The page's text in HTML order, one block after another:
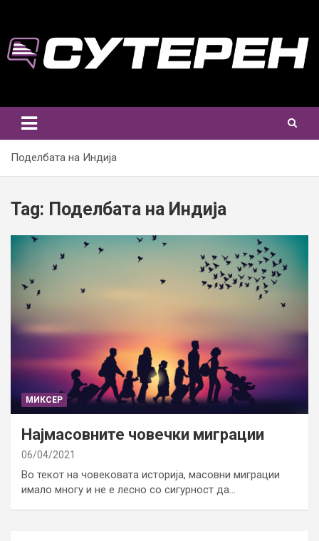
content
Поделбата на Индија
Tag: Поделбата на Индија
МИКСЕР
Најмасовните човечки миграции
06/04/2021
Во текот на човековата историја, масовни миграции
имало многу и не е лесно со сигурност да…